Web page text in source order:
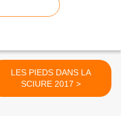
LES PIEDS DANS LA
SCIURE 2017 >